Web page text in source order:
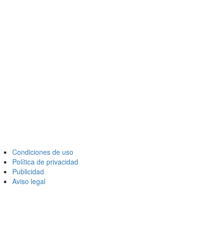
Condiciones de uso
Política de privacidad
Publicidad
Aviso legal